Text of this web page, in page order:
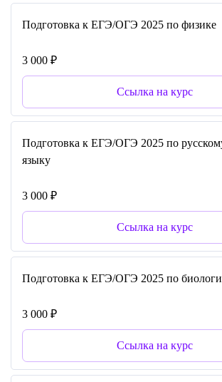
Подготовка к ЕГЭ/ОГЭ 2025 по физике
3 000 ₽
Ссылка на курс
Подготовка к ЕГЭ/ОГЭ 2025 по
языку
3 000 ₽
Ссылка на курс
Подготовка к ЕГЭ/ОГЭ 2025 по
3 000 ₽
Ссылка на курс